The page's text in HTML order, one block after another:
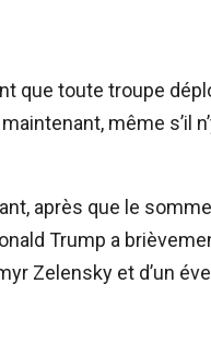
que toute troupe
même s’il
après que le
Trump a
Zelensky et d’un